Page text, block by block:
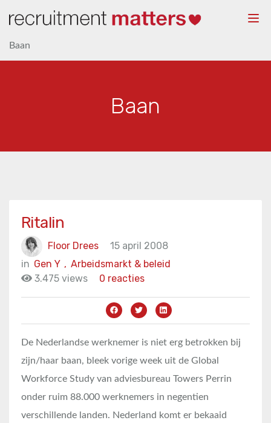
Baan
Baan
Ritalin
Floor Drees
15 april 2008
in
Arbeidsmarkt & beleid
Gen Y ,
3.475 views
0 reacties
De Nederlandse werknemer is niet erg betrokken bij
zijn/haar baan, bleek vorige week uit de Global
Workforce Study van adviesbureau Towers Perrin
onder ruim 88.000 werknemers in negentien
verschillende landen. Nederland komt er bekaaid